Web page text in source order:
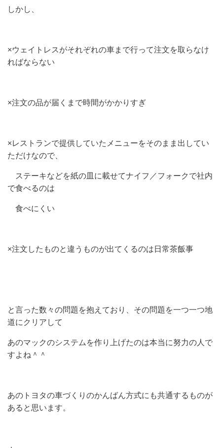
しかし、
×ウェイトレスがそれぞれの車まで行って注文を取らなけ
ればならない
×注文の品が届くまで時間がかかりすぎ
×レストランで提供していたメニューをそのまま出してい
ただけなので、
ステーキなどを紙の皿に載せてナイフ／フォークで社内
で食べるのは
食べにくい
×注文したものと違うものが出てくるのは日常茶飯事
と言った数々の問題を抱えており、その問題を一つ一つ地
道にクリアして
あのマックのシステムを作り上げたのは本当に努力の人で
すよね＾＾
あのトヨタの車づくりのかんばん方式にも共通するものが
あると思います。